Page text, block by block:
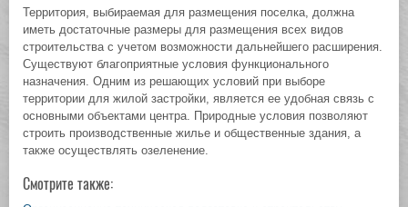
Территория, выбираемая для размещения поселка, должна
иметь достаточные размеры для размещения всех видов
строительства с учетом возможности дальнейшего расширения.
Существуют благоприятные условия функционального
назначения. Одним из решающих условий при выборе
территории для жилой застройки, является ее удобная связь с
основными объектами центра. Природные условия позволяют
строить производственные жилье и общественные здания, а
также осуществлять озеленение.
Смотрите также: